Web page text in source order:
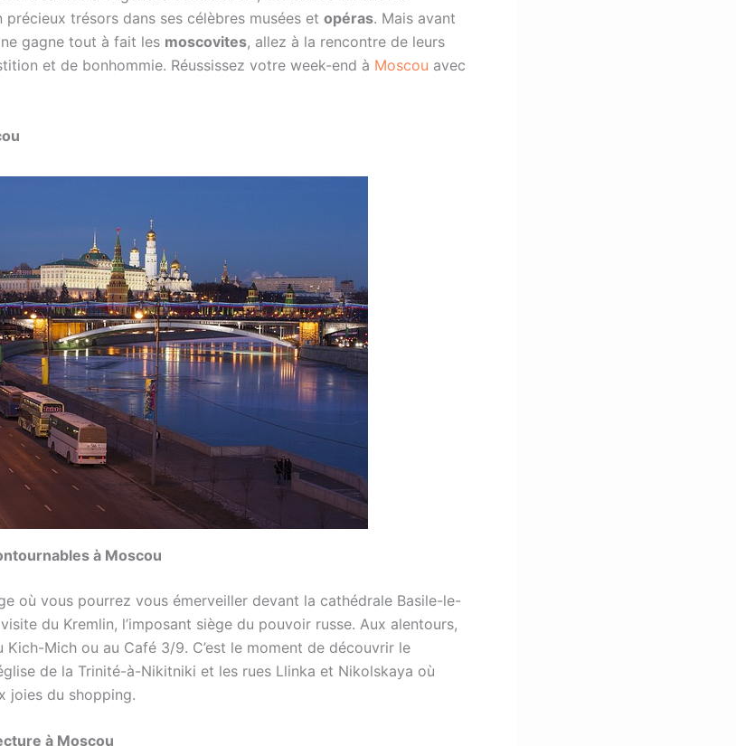
trésors dans ses célèbres musées et opéras. Mais avant
gagne tout à fait les moscovites, allez à la rencontre de leurs
et de bonhommie. Réussissez votre week-end à Moscou avec
à Moscou
où vous pourrez vous émerveiller devant la cathédrale Basile-le-
du Kremlin, l’imposant siège du pouvoir russe. Aux alentours,
Mich ou au Café 3/9. C’est le moment de découvrir le
de la Trinité-à-Nikitniki et les rues Llinka et Nikolskaya où
joies du shopping.
à Moscou